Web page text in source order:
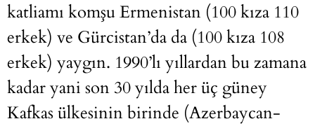
katliamı komşu Ermenistan (100 kıza 110
erkek) ve Gürcistan’da da (100 kıza 108
erkek) yaygın. 1990’lı yıllardan bu zamana
kadar yani son 30 yılda her üç güney
Kafkas ülkesinin birinde (Azerbaycan-